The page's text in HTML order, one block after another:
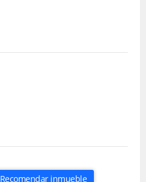
Recomendar inmueble